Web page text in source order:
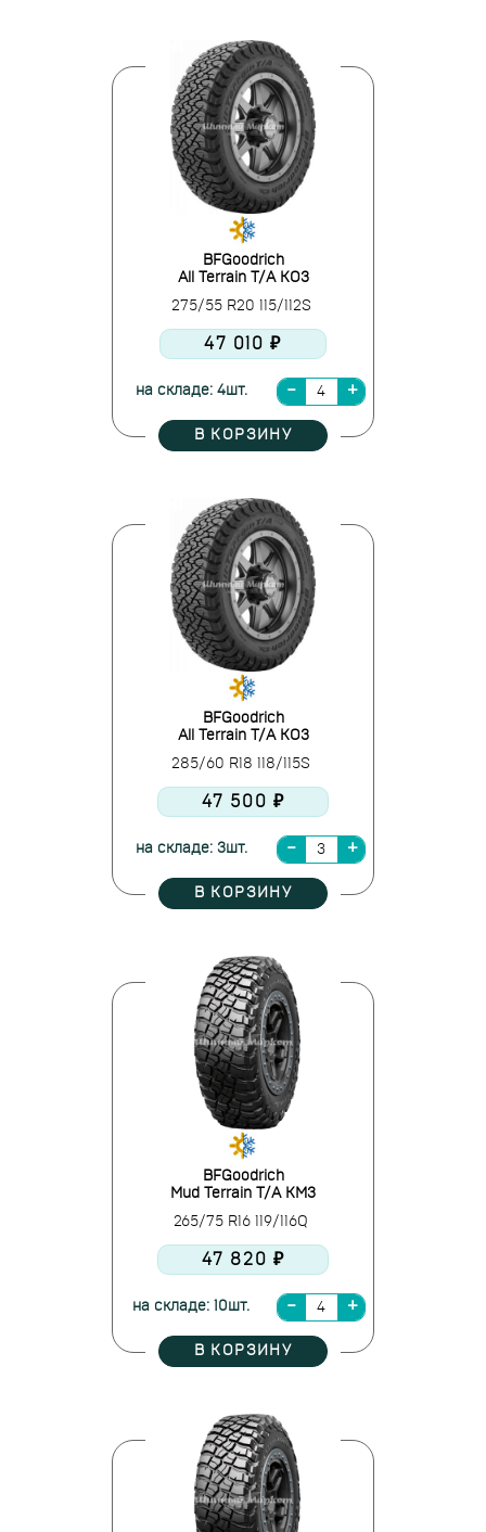
BFGoodrich
All Terrain T/A KO3
275/55 R20 115/112S
47 010 ₽
на складе: 4шт.
В КОРЗИНУ
BFGoodrich
All Terrain T/A KO3
285/60 R18 118/115S
47 500 ₽
на складе: 3шт.
В КОРЗИНУ
BFGoodrich
Mud Terrain T/A KM3
265/75 R16 119/116Q
47 820 ₽
на складе: 10шт.
В КОРЗИНУ